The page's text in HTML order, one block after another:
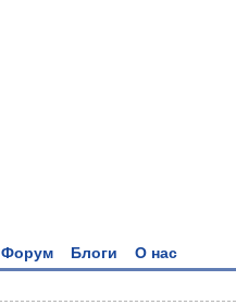
Форум Блоги О нас